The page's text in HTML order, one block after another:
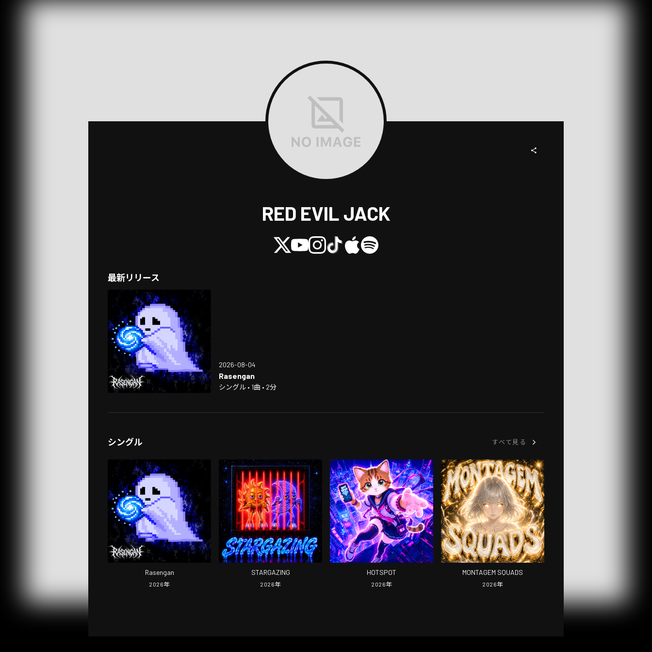
RED EVIL JACK
最新リリース
2026-08-04
Rasengan
シングル • 1曲 • 2分
シングル すべて見る
Rasengan
2026年
STARGAZING
2026年
HOTSPOT
2026年
MONTAGEM SQUADS
2026年